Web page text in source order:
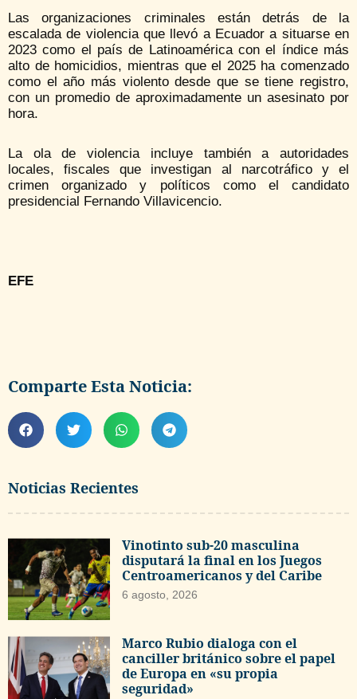
Noticias Recientes
Vinotinto sub-20 masculina
disputará la final en los Juegos
Centroamericanos y del Caribe
6 agosto, 2026
Marco Rubio dialoga con el
canciller británico sobre el papel
de Europa en «su propia
seguridad»
Las organizaciones criminales están detrás de la
escalada de violencia que llevó a Ecuador a situarse en
2023 como el país de Latinoamérica con el índice más
alto de homicidios, mientras que el 2025 ha comenzado
como el año más violento desde que se tiene registro,
con un promedio de aproximadamente un asesinato por
hora.
La ola de violencia incluye también a autoridades
locales, fiscales que investigan al narcotráfico y el
crimen organizado y políticos como el candidato
presidencial Fernando Villavicencio.
EFE
Comparte Esta Noticia: